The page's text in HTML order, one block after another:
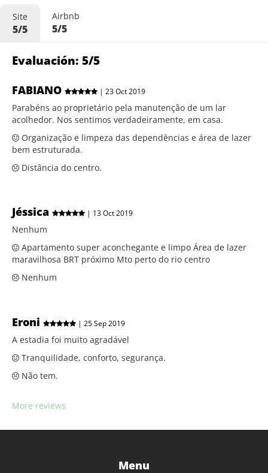
Site
5/5
Airbnb
5/5
Evaluación: 5/5
FABIANO | 23 Oct 2019
Parabéns ao proprietário pela manutenção de um lar
acolhedor. Nos sentimos verdadeiramente, em casa.
Organização e limpeza das dependências e área de lazer
bem estruturada.
Distância do centro.
Jéssica | 13 Oct 2019
Nenhum
Apartamento super aconchegante e limpo Área de lazer
maravilhosa BRT próximo Mto perto do rio centro
Nenhum
Eroni | 25 Sep 2019
A estadia foi muito agradável
Tranquilidade, conforto, segurança.
Não tem.
More reviews
Menu